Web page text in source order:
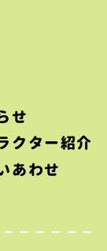
せ
クター紹介
あわせ